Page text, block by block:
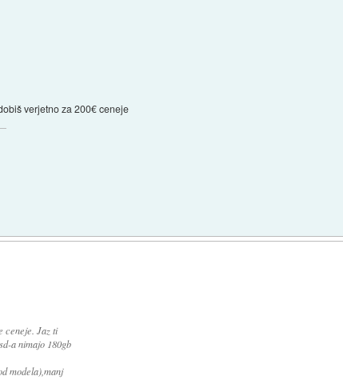
verjetno za 200€ ceneje
ceneje. Jaz ti
a nimajo 180gb
modela),manj